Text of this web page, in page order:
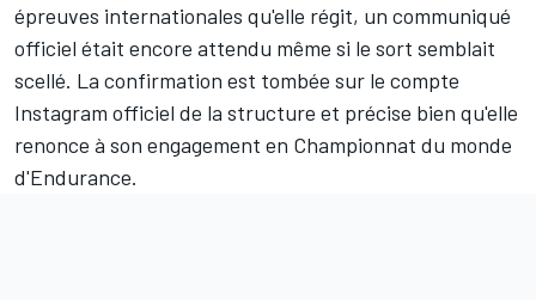
épreuves internationales qu'elle régit, un communiqué
officiel était encore attendu même si le sort semblait
scellé. La confirmation est tombée sur le compte
Instagram officiel de la structure et précise bien qu'elle
renonce à son engagement en Championnat du monde
d'Endurance.